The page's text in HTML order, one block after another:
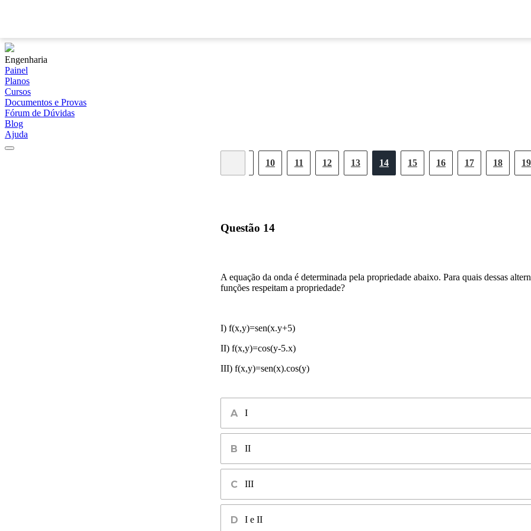
Engenharia
Painel
Planos
Cursos
Documentos e Provas
Fórum de Dúvidas
Blog
Ajuda
10 11 12 13 14 15 16 17 18 19
Questão 14
A equação da onda é determinada pela propriedade abaixo. Para quais dessas
funções respeitam a propriedade?
I) f(x,y)=sen(x.y+5)
II) f(x,y)=cos(y-5.x)
III) f(x,y)=sen(x).cos(y)
I
II
III
I e II